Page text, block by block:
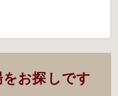
お探しです